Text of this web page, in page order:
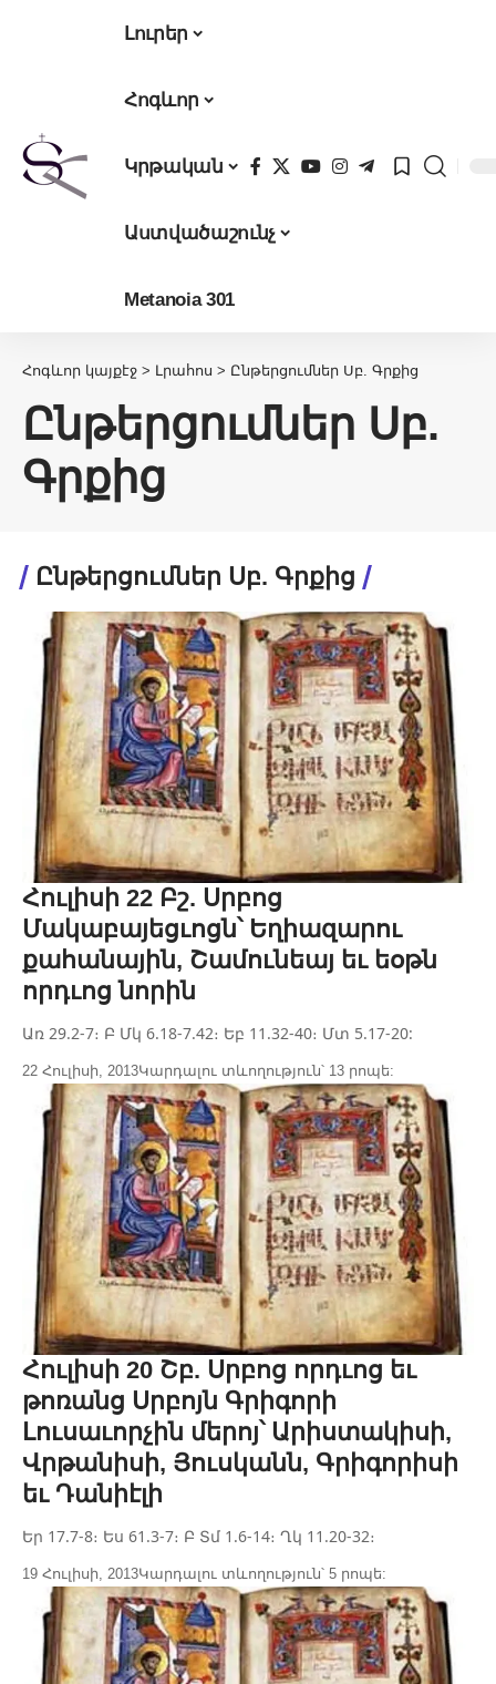
Լուրեր
Հոգևոր
Կրթական
Աստվածաշունչ
Metanoia 301
Հոգևոր կայքէջ > Լրահոս > Ընթերցումներ Սբ. Գրքից
Ընթերցումներ Սբ.
Գրքից
Ընթերցումներ Սբ. Գրքից
Հուլիսի 22 Բշ. Սրբոց
Մակաբայեցւոցն՝ Եղիազարու
քահանային, Շամունեայ եւ եօթն
որդւոց նորին
Առ 29.2-7։ Բ Մկ 6.18-7.42։ Եբ 11.32-40։ Մտ 5.17-20:
22 Հուլիսի, 2013Կարդալու տևողություն՝ 13 րոպե:
Հուլիսի 20 Շբ. Սրբոց որդւոց եւ
թոռանց Սրբոյն Գրիգորի
Լուսաւորչին մերոյ՝ Արիստակիսի,
Վրթանիսի, Յուսկանն, Գրիգորիսի
եւ Դանիէլի
Եր 17.7-8։ Ես 61.3-7։ Բ Տմ 1.6-14։ Ղկ 11.20-32։
19 Հուլիսի, 2013Կարդալու տևողություն՝ 5 րոպե: